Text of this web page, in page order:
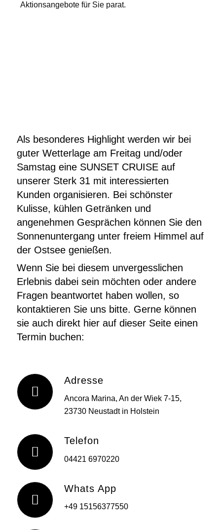
Aktionsangebote für Sie parat.
Als besonderes Highlight werden wir bei
guter Wetterlage am Freitag und/oder
Samstag eine SUNSET CRUISE auf
unserer Sterk 31 mit interessierten
Kunden organisieren. Bei schönster
Kulisse, kühlen Getränken und
angenehmen Gesprächen können Sie den
Sonnenuntergang unter freiem Himmel auf
der Ostsee genießen.
Wenn Sie bei diesem unvergesslichen
Erlebnis dabei sein möchten oder andere
Fragen beantwortet haben wollen, so
kontaktieren Sie uns bitte. Gerne können
sie auch direkt hier auf dieser Seite einen
Termin buchen:
Adresse
Ancora Marina, An der Wiek 7-15,
23730 Neustadt in Holstein
Telefon
04421 6970220
Whats App
+49 15156377550